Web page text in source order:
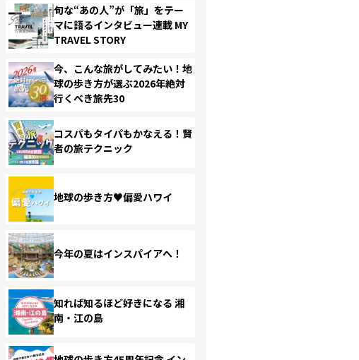
旬な“あの人”が「旅」をテー
マに語るインタビュー連載 MY
TRAVEL STORY
今、こんな旅がしてみたい！地
球の歩き方が選ぶ2026年絶対
行くべき旅先30
コスパもタイパもかなえる！賢
者の旅テクニック
地球の歩き方♥偏愛ハワイ
今年の夏はインスパイアへ！
知れば知るほど好きになる 湘
南・江の島